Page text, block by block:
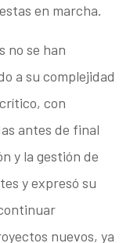
en marcha.
no se han
a su complejidad
con
antes de final
y la gestión de
y expresó su
nuevos, ya